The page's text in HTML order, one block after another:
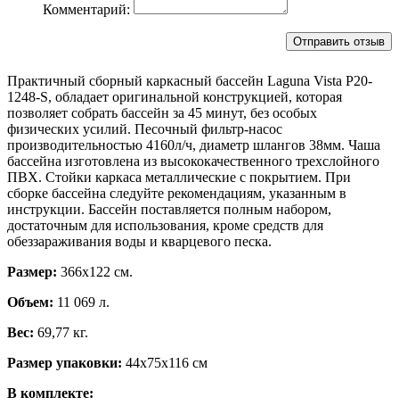
Комментарий:
Практичный сборный каркасный бассейн Laguna Vista Р20-
1248-S, обладает оригинальной конструкцией, которая
позволяет собрать бассейн за 45 минут, без особых
физических усилий. Песочный фильтр-насос
производительностью 4160л/ч, диаметр шлангов 38мм. Чаша
бассейна изготовлена из высококачественного трехслойного
ПВХ. Стойки каркаса металлические с покрытием. При
сборке бассейна следуйте рекомендациям, указанным в
инструкции. Бассейн поставляется полным набором,
достаточным для использования, кроме средств для
обеззараживания воды и кварцевого песка.
Размер: 366х122 см.
Объем: 11 069 л.
Вес: 69,77 кг.
Размер упаковки: 44х75х116 см
В комплекте: